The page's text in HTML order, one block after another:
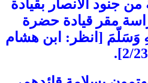
جنود الأنصار بقيادة
مقر قيادة حضرة
وَسَلّمَ [انظر: ابن هشام
2/